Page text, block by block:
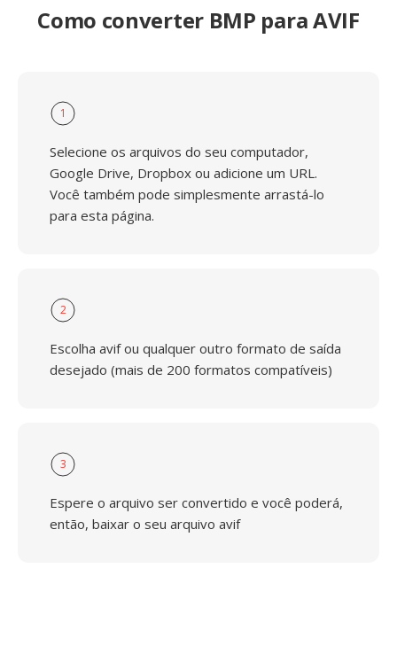
Como converter BMP para AVIF
1
Selecione os arquivos do seu computador,
Google Drive, Dropbox ou adicione um URL.
Você também pode simplesmente arrastá-lo
para esta página.
2
Escolha avif ou qualquer outro formato de saída
desejado (mais de 200 formatos compatíveis)
3
Espere o arquivo ser convertido e você poderá,
então, baixar o seu arquivo avif